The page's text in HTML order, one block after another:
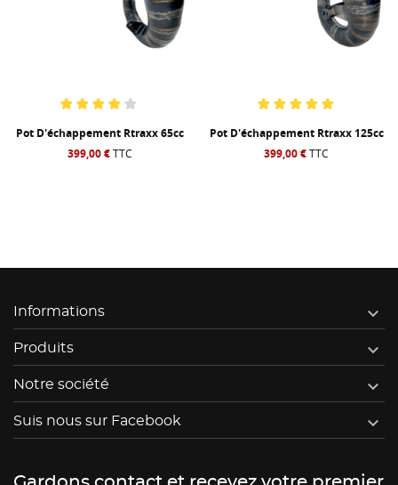
Pot D'échappement Rtraxx 65cc
399,00 €TTC
Pot D'échappement Rtraxx 125cc
399,00 €TTC
Informations 
Produits 
Notre société 
Suis nous sur Facebook 